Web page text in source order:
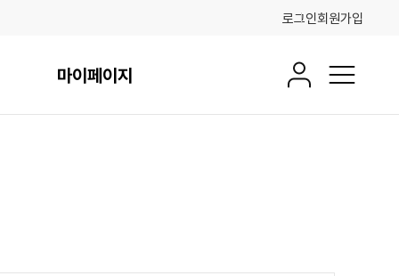
로그인회원가입
마이페이지 회원정보전체메뉴